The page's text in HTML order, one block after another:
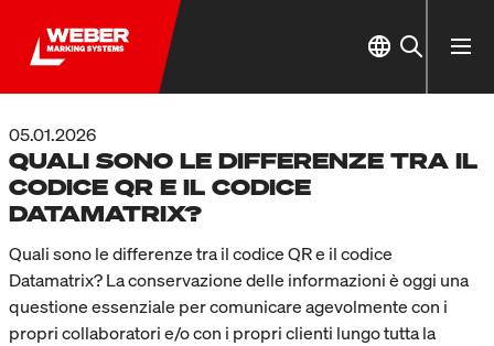
05.01.2026
QUALI SONO LE DIFFERENZE TRA IL
CODICE QR E IL CODICE
DATAMATRIX?
Quali sono le differenze tra il codice QR e il codice
Datamatrix? La conservazione delle informazioni è oggi una
questione essenziale per comunicare agevolmente con i
propri collaboratori e/o con i propri clienti lungo tutta la